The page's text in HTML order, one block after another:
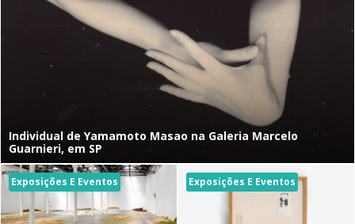
Individual de Yamamoto Masao na Galeria Marcelo
Guarnieri, em SP
Exposições E Eventos Exposições E Eventos